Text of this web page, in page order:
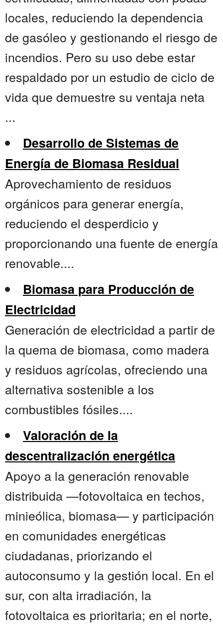
locales, reduciendo la dependencia
de gasóleo y gestionando el riesgo de
incendios. Pero su uso debe estar
respaldado por un estudio de ciclo de
vida que demuestre su ventaja neta
...
Desarrollo de Sistemas de
Energía de Biomasa Residual
Aprovechamiento de residuos
orgánicos para generar energía,
reduciendo el desperdicio y
proporcionando una fuente de energía
renovable....
Biomasa para Producción de
Electricidad
Generación de electricidad a partir de
la quema de biomasa, como madera
y residuos agrícolas, ofreciendo una
alternativa sostenible a los
combustibles fósiles....
Valoración de la
descentralización energética
Apoyo a la generación renovable
distribuida —fotovoltaica en techos,
minieólica, biomasa— y participación
en comunidades energéticas
ciudadanas, priorizando el
autoconsumo y la gestión local. En el
sur, con alta irradiación, la
fotovoltaica es prioritaria; en el norte,